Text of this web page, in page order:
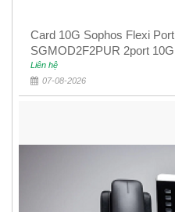
Card 10G Sophos Flexi
SGMOD2F2PUR 2port
Liên hệ
07-08-2026